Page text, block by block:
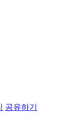
공유하기